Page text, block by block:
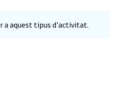
a aquest tipus d'activitat.